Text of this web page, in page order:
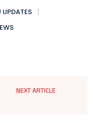
UPDATES
NEXT ARTICLE